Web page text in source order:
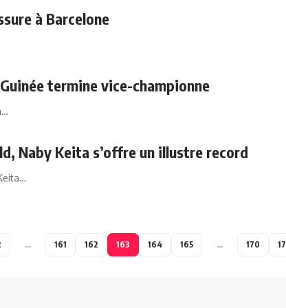
à Barcelone
termine vice-championne
Naby Keita s’offre un illustre record
… 161 162 163 164 165 … 170